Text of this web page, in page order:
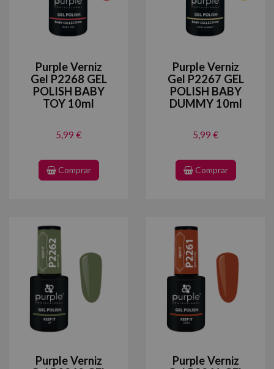
Purple Verniz
Gel P2268 GEL
POLISH BABY
TOY 10ml
5,99 €
Comprar
Purple Verniz
Gel P2267 GEL
POLISH BABY
DUMMY 10ml
5,99 €
Comprar
Purple Verniz
Purple Verniz